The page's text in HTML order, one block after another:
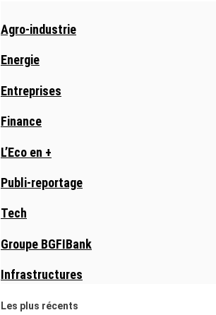
Agro-industrie
Energie
Entreprises
Finance
L’Eco en +
Publi-reportage
Tech
Groupe BGFIBank
Infrastructures
Les plus récents